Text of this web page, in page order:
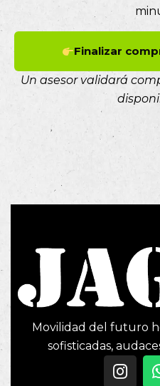
Finalizar
Un asesor validará
Movilidad del futuro
sofisticadas,